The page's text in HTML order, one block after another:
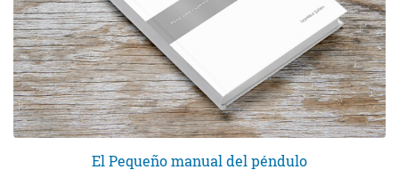
El Pequeño manual del péndulo